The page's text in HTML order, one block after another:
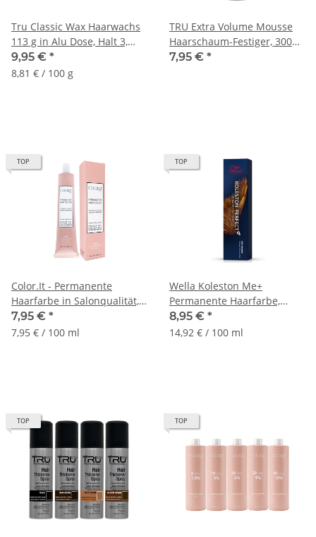
Tru Classic Wax Haarwachs
113 g in Alu Dose, Halt 3,
Glanz 5
9,95 € *
8,81 € / 100 g
TRU Extra Volume Mousse
Haarschaum-Festiger, 300
ml
7,95 € *
TOP
Color.It - Permanente
Haarfarbe in Salonqualität,
100ml
7,95 € *
7,95 € / 100 ml
TOP
Wella Koleston Me+
Permanente Haarfarbe,
60ml
8,95 € *
14,92 € / 100 ml
TOP TOP